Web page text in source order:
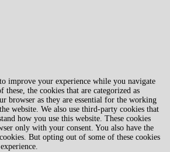
improve your experience while you navigate
the cookies that are categorized as
browser as they are essential for the working
website. We also use third-party cookies that
how you use this website. These cookies
only with your consent. You also have the
But opting out of some of these cookies